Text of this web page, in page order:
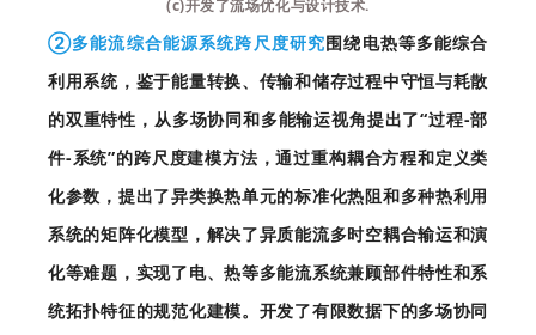
(c)开发了流场优化与设计技术.
②多能流综合能源系统跨尺度研究围绕电热等多能综合
利用系统，鉴于能量转换、传输和储存过程中守恒与耗散
的双重特性，从多场协同和多能输运视角提出了“过程-部
件-系统”的跨尺度建模方法，通过重构耦合方程和定义类
化参数，提出了异类换热单元的标准化热阻和多种热利用
系统的矩阵化模型，解决了异质能流多时空耦合输运和演
化等难题，实现了电、热等多能流系统兼顾部件特性和系
统拓扑特征的规范化建模。开发了有限数据下的多场协同